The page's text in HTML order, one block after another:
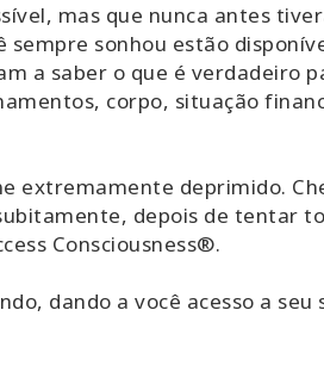
mas que nunca antes
sonhou estão
a saber o que é verdadeiro
corpo, situação
extremamente deprimido.
depois de tentar
Consciousness®.
dando a você acesso a seu